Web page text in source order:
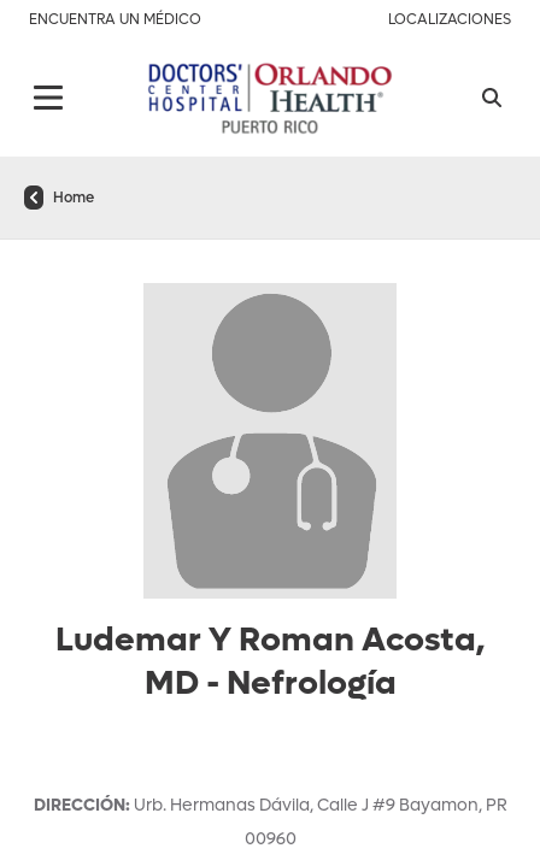
ENCUENTRA UN MÉDICO LOCALIZACIONES
Home
Ludemar Y Roman Acosta,
MD - Nefrología
DIRECCIÓN: Urb. Hermanas Dávila, Calle J #9 Bayamon, PR
00960